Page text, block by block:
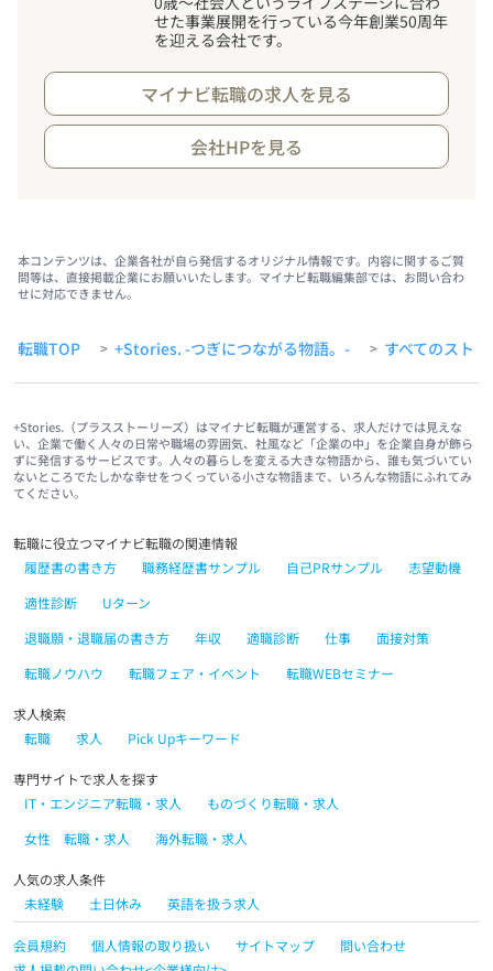
せた事業展開を行っている今年創業50周年
を迎える会社です。
マイナビ転職の求人を見る
会社HPを見る
本コンテンツは、企業各社が自ら発信するオリジナル情報です。内容に関するご質
問等は、直接掲載企業にお願いいたします。マイナビ転職編集部では、お問い合わ
せに対応できません。
転職TOP > +Stories. -つぎにつながる物語。- > すべてのスト
+Stories.（プラスストーリーズ）はマイナビ転職が運営する、求人だけでは見えな
い、企業で働く人々の日常や職場の雰囲気、社風など「企業の中」を企業自身が飾ら
ずに発信するサービスです。人々の暮らしを変える大きな物語から、誰も気づいてい
ないところでたしかな幸せをつくっている小さな物語まで、いろんな物語にふれてみ
てください。
転職に役立つマイナビ転職の関連情報
履歴書の書き方
職務経歴書サンプル 自己PRサンプル
志望動機
適性診断
Uターン
退職願・退職届の書き方
年収 適職診断 仕事
面接対策
転職ノウハウ
転職フェア・イベント 転職WEBセミナー
求人検索
転職
求人 Pick Upキーワード
専門サイトで求人を探す
IT・エンジニア転職・求人
ものづくり転職・求人
女性 転職・求人
海外転職・求人
人気の求人条件
未経験
土日休み 英語を扱う求人
会員規約 個人情報の取り扱い サイトマップ
問い合わせ